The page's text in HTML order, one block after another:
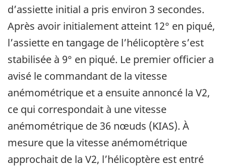
d’assiette initial a pris environ 3 secondes.
Après avoir initialement atteint 12° en piqué,
l’assiette en tangage de l’hélicoptère s’est
stabilisée à 9° en piqué. Le premier officier a
avisé le commandant de la vitesse
anémométrique et a ensuite annoncé la V2,
ce qui correspondait à une vitesse
anémométrique de 36 nœuds (KIAS). À
mesure que la vitesse anémométrique
approchait de la V2, l’hélicoptère est entré